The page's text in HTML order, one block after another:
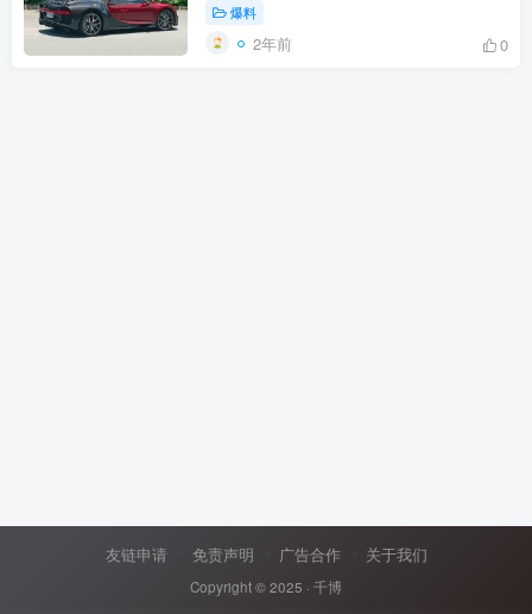
爆料
2年前 0
友链申请 免责声明 广告合作 关于我们
Copyright © 2025 · 千博